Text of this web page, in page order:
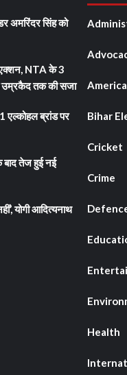
अमरिंदर सिंह को
NTA के 3
उम्रकैद तक की सजा
ब्रांड पर
बाद तेज हुई नई
योगी आदित्यनाथ
Bihar
Cricket
Crime
Health